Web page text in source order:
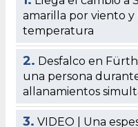
amarilla por viento y
temperatura
2. Desfalco en
una persona
allanamientos
3. VIDEO | Una